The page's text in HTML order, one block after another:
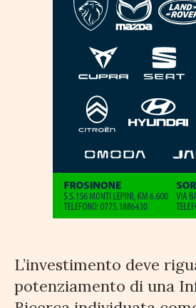
L’investimento deve
potenziamento di una